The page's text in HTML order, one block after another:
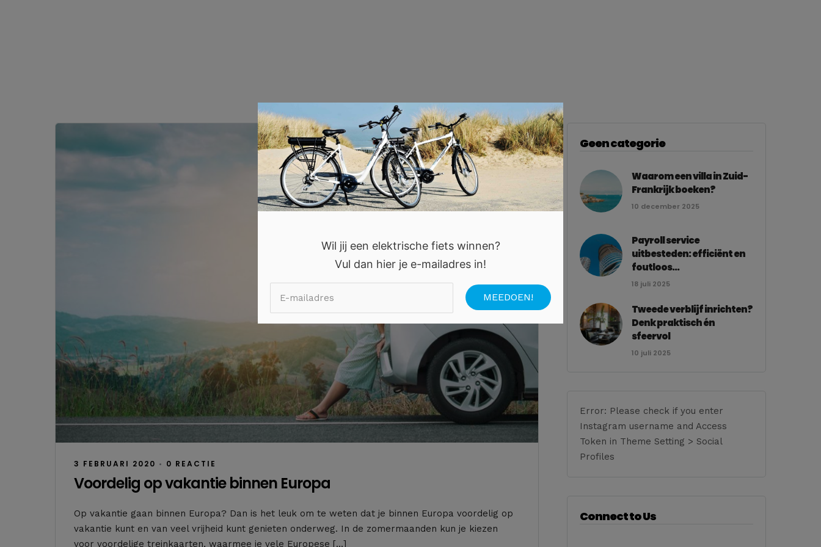
3 FEBRUARI 2020 • 0 REACTIE
Voordelig op vakantie binnen Europa
Op vakantie gaan binnen Europa? Dan is het leuk om te weten dat je binnen Europa voordelig op
vakantie kunt en van veel vrijheid kunt genieten onderweg. In de zomermaanden kun je kiezen
voor voordelige treinkaarten, waarmee je vele Europese […]
Geen categorie
Waarom een villa in Zuid-
Frankrijk boeken?
10 december 2025
Payroll service
uitbesteden: efficiënt en
foutloos...
18 juli 2025
Tweede verblijf inrichten?
Denk praktisch én
sfeervol
10 juli 2025
Error: Please check if you enter
Instagram username and Access
Token in Theme Setting > Social
Profiles
Connect to Us
Wil jij een elektrische fiets winnen?
Vul dan hier je e-mailadres in!
×